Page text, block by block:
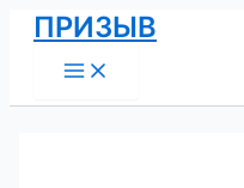
Перейти
содержимому
ПРИЗЫВ
Menu
Навигация
по
записям